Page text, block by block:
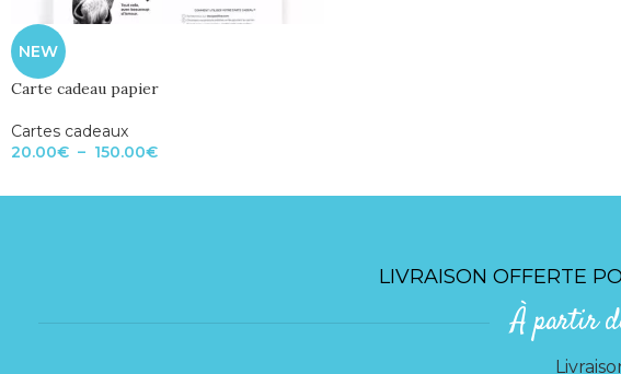
NEW
Carte cadeau papier
Cartes cadeaux
20.00€ – 150.00€
LIVRAISON OFFERTE
À partir